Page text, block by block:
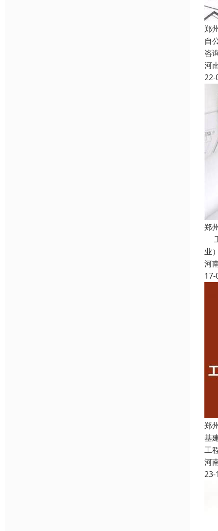
郑
自
咨
河
22-
郑
业
河
17-
郑
基
工
河
23-